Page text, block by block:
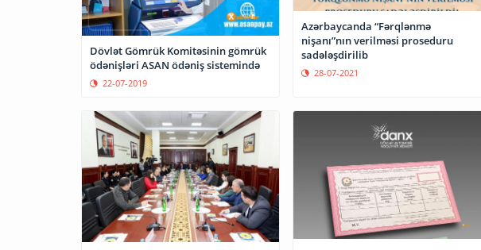
Dövlət Gömrük Komitəsinin gömrük
ödənişləri ASAN ödəniş sistemində
22-07-2019
Azərbaycanda “Fərqlənmə
nişanı”nın verilməsi proseduru
sadələşdirilib
28-07-2021